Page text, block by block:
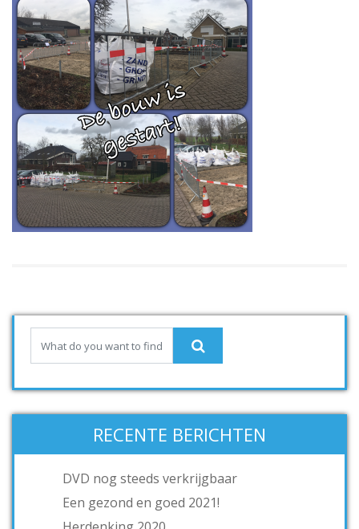
RECENTE BERICHTEN
DVD nog steeds verkrijgbaar
Een gezond en goed 2021!